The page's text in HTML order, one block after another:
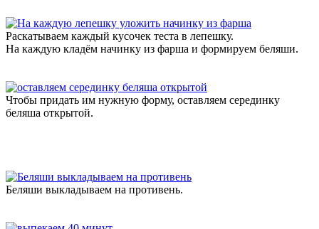
Раскатываем каждый кусочек теста в лепешку.
На каждую кладём начинку из фарша и формируем беляши.
Чтобы придать им нужную форму, оставляем серединку
беляша открытой.
Беляши выкладываем на противень.